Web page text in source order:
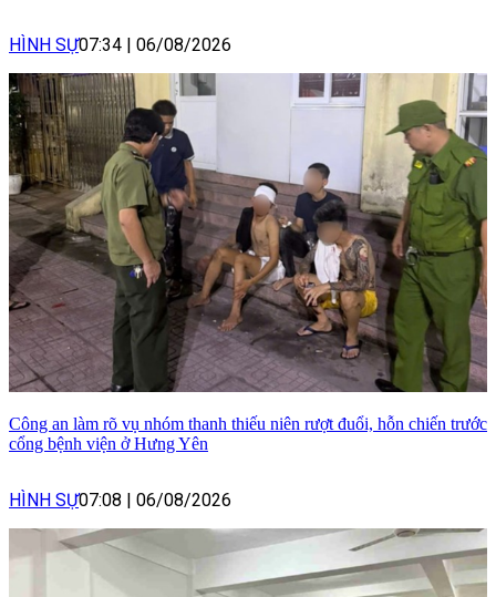
HÌNH SỰ07:34 06/08/2026
Công an làm rõ vụ nhóm thanh thiếu niên rượt đuổi, hỗn chiến trước
cổng bệnh viện ở Hưng Yên
HÌNH SỰ07:08 06/08/2026